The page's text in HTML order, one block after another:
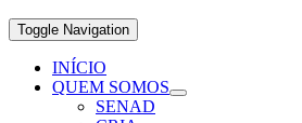
Toggle Navigation
INÍCIO
QUEM SOMOS
SENAD